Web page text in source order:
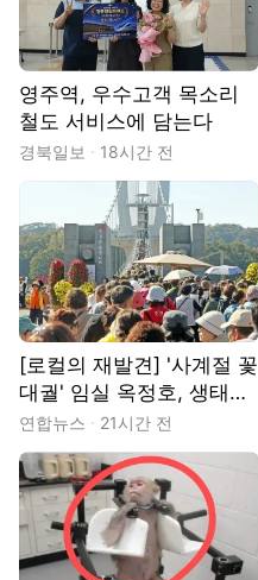
영주역, 우수고객 목소리
철도 서비스에 담는다
경북일보 18시간 전
[로컬의 재발견] '사계절 꽃
대궐' 임실 옥정호, 생태관
광 메카 '우뚝'
연합뉴스 21시간 전